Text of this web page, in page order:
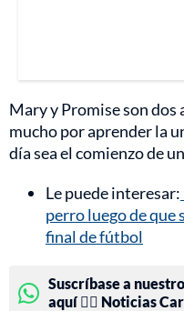
Mary y Promise son
mucho por aprender la
día sea el comienzo de
Le puede interesar:
perro luego de que
final de fútbol
Suscríbase a
aquí 👉🏻 Noticias